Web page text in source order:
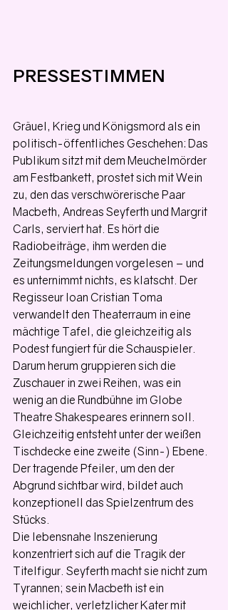
PRESSESTIMMEN
Gräuel, Krieg und Königsmord als ein
politisch-öffentliches Geschehen: Das
Publikum sitzt mit dem Meuchelmörder
am Festbankett, prostet sich mit Wein
zu, den das verschwörerische Paar
Macbeth, Andreas Seyferth und Margrit
Carls, serviert hat. Es hört die
Radiobeiträge, ihm werden die
Zeitungsmeldungen vorgelesen – und
es unternimmt nichts, es klatscht. Der
Regisseur Ioan Cristian Toma
verwandelt den Theaterraum in eine
mächtige Tafel, die gleichzeitig als
Podest fungiert für die Schauspieler.
Darum herum gruppieren sich die
Zuschauer in zwei Reihen, was ein
wenig an die Rundbühne im Globe
Theatre Shakespeares erinnern soll.
Gleichzeitig entsteht unter der weißen
Tischdecke eine zweite (Sinn-) Ebene.
Der tragende Pfeiler, um den der
Abgrund sichtbar wird, bildet auch
konzeptionell das Spielzentrum des
Stücks.
Die lebensnahe Inszenierung
konzentriert sich auf die Tragik der
Titelfigur. Seyferth macht sie nicht zum
Tyrannen; sein Macbeth ist ein
weichlicher, verletzlicher Kater mit